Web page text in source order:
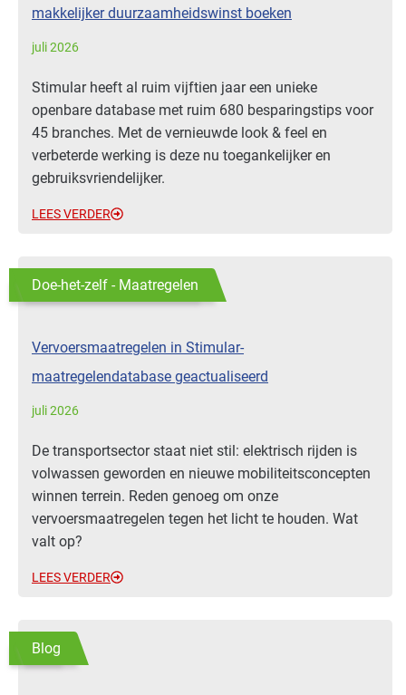
makkelijker duurzaamheidswinst boeken
juli 2026
Stimular heeft al ruim vijftien jaar een unieke
openbare database met ruim 680 besparingstips voor
45 branches. Met de vernieuwde look & feel en
verbeterde werking is deze nu toegankelijker en
gebruiksvriendelijker.
LEES VERDER
Doe-het-zelf - Maatregelen
Vervoersmaatregelen in Stimular-
maatregelendatabase geactualiseerd
juli 2026
De transportsector staat niet stil: elektrisch rijden is
volwassen geworden en nieuwe mobiliteitsconcepten
winnen terrein. Reden genoeg om onze
vervoersmaatregelen tegen het licht te houden. Wat
valt op?
LEES VERDER
Blog